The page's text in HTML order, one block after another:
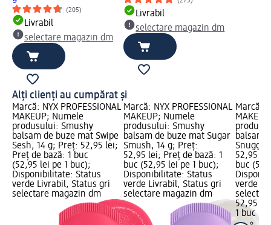
(205)
Livrabil
selectare magazin dm
Livrabil
selectare magazin dm
Alți clienți au cumpărat și
Marcă: NYX PROFESSIONAL
MAKEUP; Numele
produsului: Smushy
balsam de buze mat Swipe
Sesh, 14 g; Preț: 52,95 lei;
Preț de bază: 1 buc
(52,95 lei pe 1 buc);
Disponibilitate: Status
verde Livrabil, Status gri
selectare magazin dm
Marcă: NYX PROFESSIONAL
MAKEUP; Numele
produsului: Smushy
balsam de buze mat Sugar
Smush, 14 g; Preț:
52,95 lei; Preț de bază: 1
buc (52,95 lei pe 1 buc);
Disponibilitate: Status
verde Livrabil, Status gri
selectare magazin dm
Marcă:
balsam
Snuggle
52,95
buc
verde
52,95 lei
1 buc